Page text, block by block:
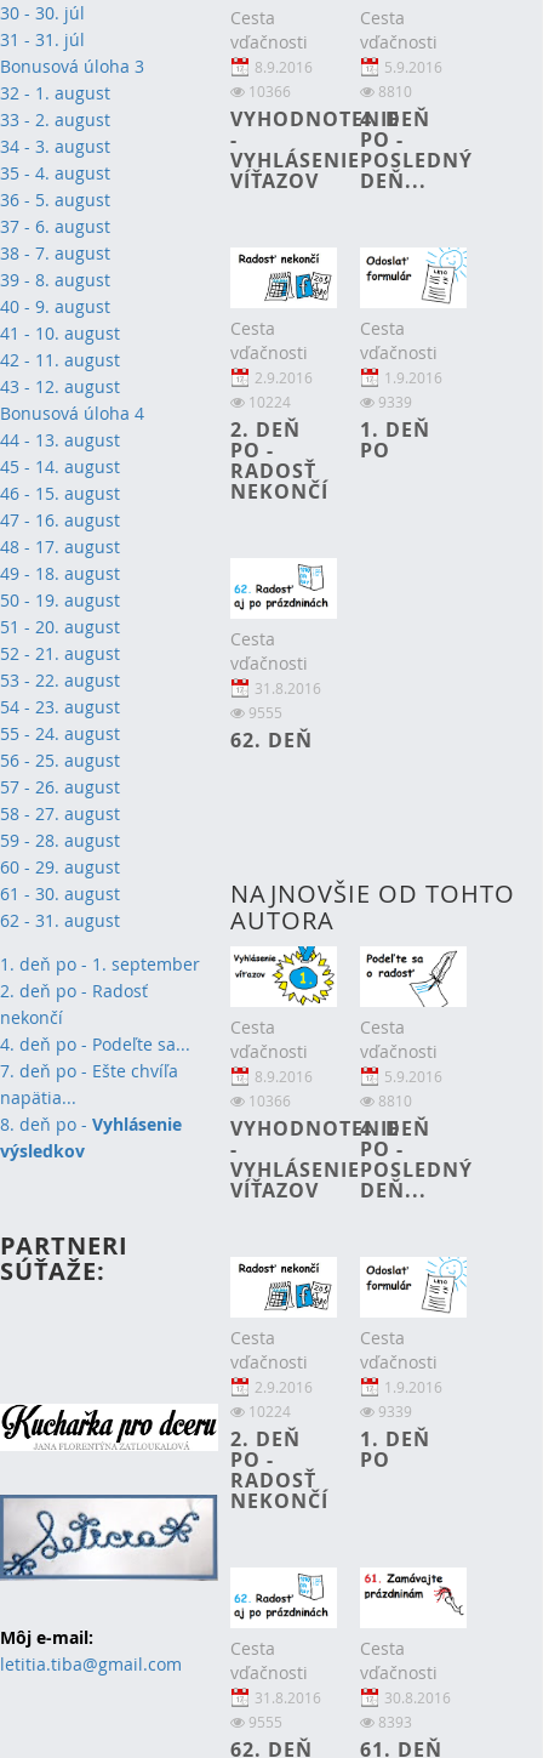
30 - 30. júl
31 - 31. júl
Bonusová úloha 3
32 - 1. august
33 - 2. august
34 - 3. august
35 - 4. august
36 - 5. august
37 - 6. august
38 - 7. august
39 - 8. august
40 - 9. august
41 - 10. august
42 - 11. august
43 - 12. august
Bonusová úloha 4
44 - 13. august
45 - 14. august
46 - 15. august
47 - 16. august
48 - 17. august
49 - 18. august
50 - 19. august
51 - 20. august
52 - 21. august
53 - 22. august
54 - 23. august
55 - 24. august
56 - 25. august
57 - 26. august
58 - 27. august
59 - 28. august
60 - 29. august
61 - 30. august
62 - 31. august
1. deň po - 1. september
2. deň po - Radosť
nekončí
4. deň po - Podeľte sa...
7. deň po - Ešte chvíľa
napätia...
8. deň po - Vyhlásenie
výsledkov
PARTNERI
SÚŤAŽE:
Môj e-mail:
letitia.tiba@gmail.com
Cesta
vďačnosti
8.9.2016
10366
VYHODNOTENIE
-
VYHLÁSENIE
VÍŤAZOV
Cesta
vďačnosti
5.9.2016
8810
4. DEŇ
PO -
POSLEDNÝ
DEŇ...
Cesta
vďačnosti
2.9.2016
10224
2. DEŇ
PO -
RADOSŤ
NEKONČÍ
Cesta
vďačnosti
1.9.2016
9339
1. DEŇ
PO
Cesta
vďačnosti
31.8.2016
9555
62. DEŇ
NAJNOVŠIE OD TOHTO
AUTORA
Cesta
vďačnosti
8.9.2016
10366
VYHODNOTENIE
-
VYHLÁSENIE
VÍŤAZOV
Cesta
vďačnosti
5.9.2016
8810
4. DEŇ
PO -
POSLEDNÝ
DEŇ...
Cesta
vďačnosti
2.9.2016
10224
2. DEŇ
PO -
RADOSŤ
NEKONČÍ
Cesta
vďačnosti
1.9.2016
9339
1. DEŇ
PO
Cesta
vďačnosti
31.8.2016
9555
62. DEŇ
Cesta
vďačnosti
30.8.2016
8393
61. DEŇ